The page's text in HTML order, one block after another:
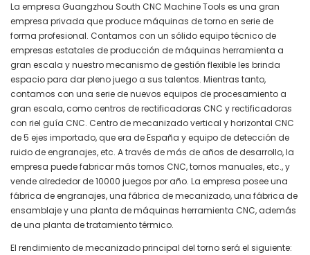
La empresa Guangzhou South CNC Machine Tools es una gran
empresa privada que produce máquinas de torno en serie de
forma profesional. Contamos con un sólido equipo técnico de
empresas estatales de producción de máquinas herramienta a
gran escala y nuestro mecanismo de gestión flexible les brinda
espacio para dar pleno juego a sus talentos. Mientras tanto,
contamos con una serie de nuevos equipos de procesamiento a
gran escala, como centros de rectificadoras CNC y rectificadoras
con riel guía CNC. Centro de mecanizado vertical y horizontal CNC
de 5 ejes importado, que era de España y equipo de detección de
ruido de engranajes, etc. A través de más de años de desarrollo, la
empresa puede fabricar más tornos CNC, tornos manuales, etc., y
vende alrededor de 10000 juegos por año. La empresa posee una
fábrica de engranajes, una fábrica de mecanizado, una fábrica de
ensamblaje y una planta de máquinas herramienta CNC, además
de una planta de tratamiento térmico.
El rendimiento de mecanizado principal del torno será el siguiente: